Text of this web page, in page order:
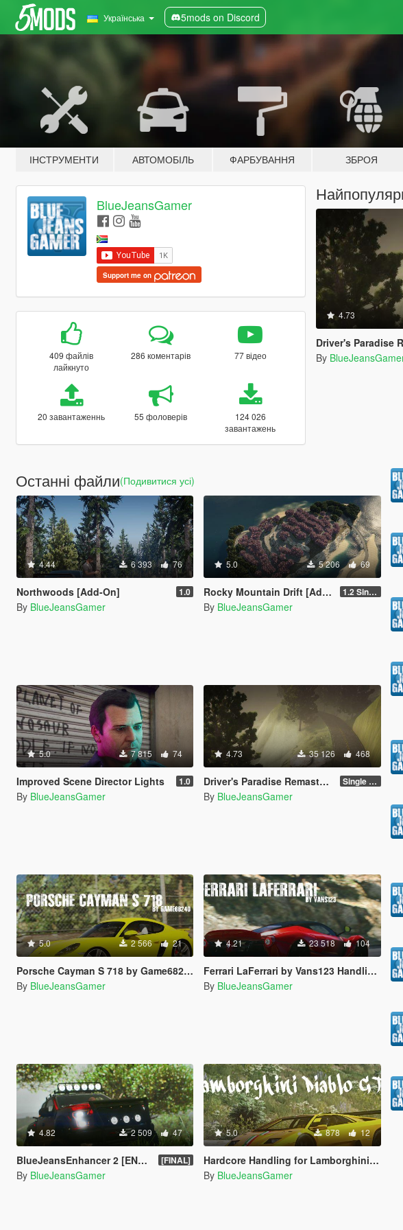
Українська 5mods on Discord
ІНСТРУМЕНТИ АВТОМОБІЛЬ ФАРБУВАННЯ ЗБРОЯ
BlueJeansGamer
Support me on
409 файлів
лайкнуто
286 коментарів 77 відео
20 завантаженнь 55 фоловерів
124 026
завантажень
4.73
Driver's Paradise
By
Останні файли(Подивитися усі)
4.44 6 393 76
Northwoods [Add-On] 1.0
By BlueJeansGamer
5.0 5 206 69
Rocky Mountain Drift [Add-On] 1.2 Single Player
By BlueJeansGamer
5.0 7 815 74
Improved Scene Director Lights 1.0
By BlueJeansGamer
4.73 35 126 468
Driver's Paradise Remastered [Single Player | FiveM] Single Player
By BlueJeansGamer
5.0 2 566 21
Porsche Cayman S 718 by Game68240 Handling Fix
By BlueJeansGamer
4.21 23 518 104
Ferrari LaFerrari by Vans123 Handling and Sound Fix
By BlueJeansGamer
4.82 2 509 47
BlueJeansEnhancer 2 [ENB + ReShade 3] [FINAL]
By BlueJeansGamer
5.0 878 12
Hardcore Handling for Lamborghini Diablo GTR
By BlueJeansGamer